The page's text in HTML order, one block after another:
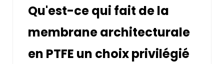
Qu'est-ce qui fait de la
membrane architecturale
en PTFE un choix privilégié